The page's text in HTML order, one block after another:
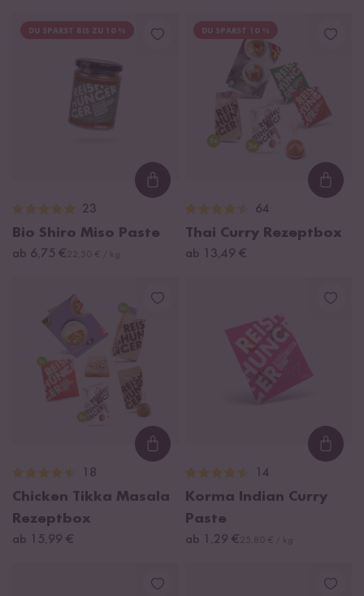
DU SPARST BIS ZU 10 %
Loading...
23
Bio Shiro Miso Paste
ab 6,75 €
DU SPARST 10 %
64
Thai Curry Rezeptbox
ab 13,49 €
Loading...
18
Chicken Tikka Masala
Rezeptbox
ab 15,99 €
14
Korma Indian Curry
Paste
ab 1,29 €